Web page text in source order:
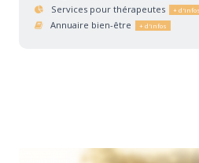
Services pour thérapeutes
Annuaire bien-être